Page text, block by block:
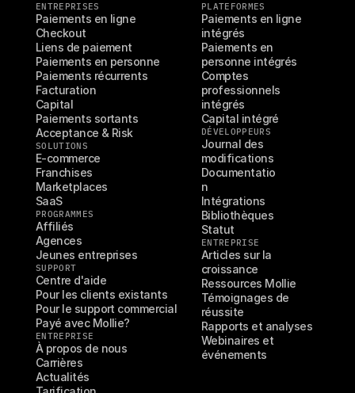
ENTREPRISES
Paiements en ligne
Checkout
Liens de paiement
Paiements en personne
Paiements récurrents
Facturation
Capital
Paiements sortants
Acceptance & Risk
SOLUTIONS
E-commerce
Franchises
Marketplaces
SaaS
PROGRAMMES
Affiliés
Agences
Jeunes entreprises
SUPPORT
Centre d'aide
Pour les clients existants
Pour le support commercial
Payé avec Mollie?
ENTREPRISE
À propos de nous
Carrières
Actualités
PLATEFORMES
Paiements en ligne
intégrés
Paiements en
personne intégrés
Comptes
professionnels
intégrés
Capital intégré
DÉVELOPPEURS
Journal des
modifications
Documentatio
n
Intégrations
Bibliothèques
Statut
ENTREPRISE
Articles sur la
croissance
Ressources Mollie
Témoignages de
réussite
Rapports et analyses
Webinaires et
événements